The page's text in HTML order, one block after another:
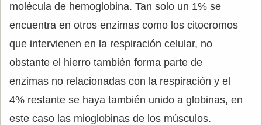
molécula de hemoglobina. Tan solo un 1% se
encuentra en otros enzimas como los citocromos
que intervienen en la respiración celular, no
obstante el hierro también forma parte de
enzimas no relacionadas con la respiración y el
4% restante se haya también unido a globinas, en
este caso las mioglobinas de los músculos.